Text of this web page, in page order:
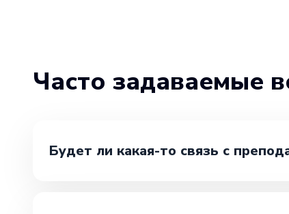
Часто задаваемые
Будет ли какая-то связь с